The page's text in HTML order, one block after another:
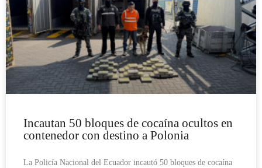
Incautan 50 bloques de cocaína ocultos en
contenedor con destino a Polonia
La Policía Nacional del Ecuador incautó 50 bloques de cocaína